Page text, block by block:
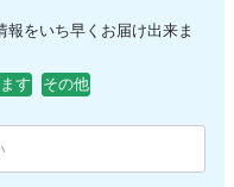
をいち早くお届け出来ま
す その他